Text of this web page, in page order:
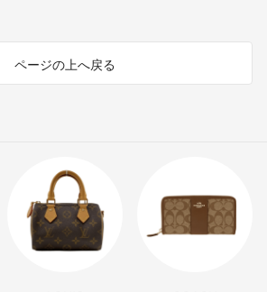
ページの上へ戻る